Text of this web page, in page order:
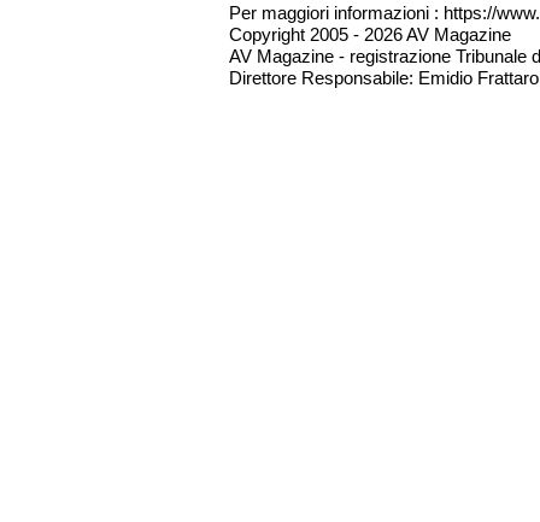
Per maggiori informazioni : https://
Copyright 2005 - 2026 AV Magazine
AV Magazine - registrazione Tribunale
Direttore Responsabile: Emidio